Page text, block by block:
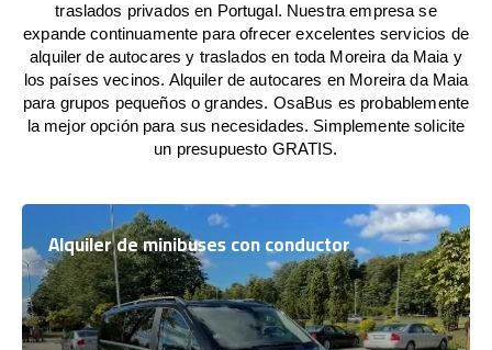
traslados privados en Portugal. Nuestra empresa se
expande continuamente para ofrecer excelentes servicios de
alquiler de autocares y traslados en toda Moreira da Maia y
los países vecinos. Alquiler de autocares en Moreira da Maia
para grupos pequeños o grandes. OsaBus es probablemente
la mejor opción para sus necesidades. Simplemente solicite
un presupuesto GRATIS.
Alquiler de minibuses con conductor